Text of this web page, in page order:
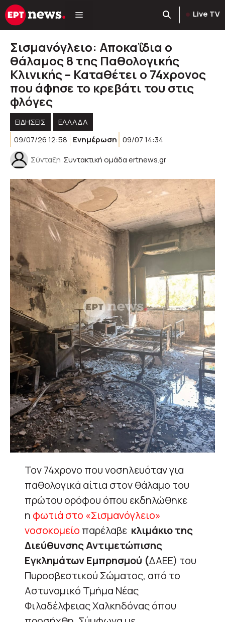
Μετάβαση
σε
Live TV
Σισμανόγλειο: Αποκαΐδια ο
θάλαμος 8 της Παθολογικής
Κλινικής – Καταθέτει ο 74χρονος
που άφησε το κρεβάτι του στις
φλόγες
ΕΙΔΗΣΕΙΣ
ΕΛΛΑΔΑ
09/07/26 12:58
Ενημέρωση 09/07 14:34
Σύνταξη Συντακτική ομάδα ertnews.gr
Τον 74χρονο που νοσηλευόταν για
παθολογικά αίτια στον θάλαμο του
πρώτου ορόφου όπου εκδηλώθηκε
η φωτιά στο «Σισμανόγλειο»
νοσοκομείο παρέλαβε κλιμάκιο της
Διεύθυνσης Αντιμετώπισης
Εγκλημάτων Εμπρησμού (ΔΑΕΕ) του
Πυροσβεστικού Σώματος, από το
Αστυνομικό Τμήμα Νέας
Φιλαδέλφειας Χαλκηδόνας όπου